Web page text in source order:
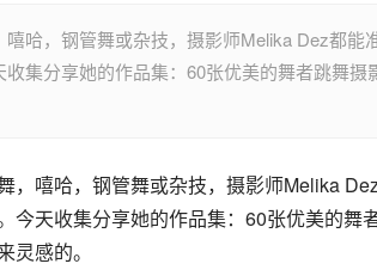
嘻哈，钢管舞或杂技，摄影师Melika Dez都
收集分享她的作品集：60张优美的舞者跳舞
，嘻哈，钢管舞或杂技，摄影师Melika
今天收集分享她的作品集：60张优美的舞
灵感的。